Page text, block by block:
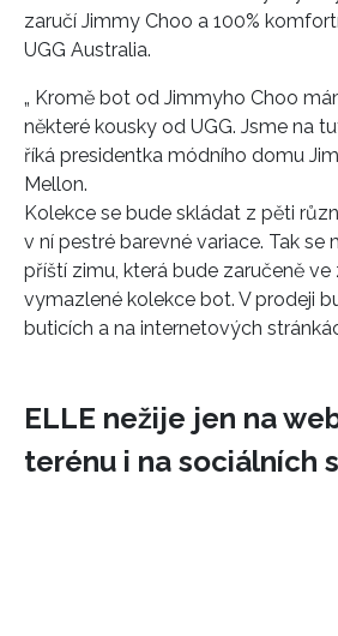
zaručí Jimmy Choo a 100%
UGG Australia.
„ Kromě bot od Jimmyho Choo
některé kousky od UGG. Jsme na
říká presidentka módního domu
Mellon.
Kolekce se bude skládat z pěti
v ní pestré barevné variace. Tak se
příští zimu, která bude zaručeně ve
vymazlené kolekce bot. V prodeji
buticích a na internetových
ELLE nežije jen na
terénu i na sociálních